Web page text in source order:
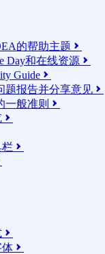
的帮助主题 
Day和在线资源 
Guide 
题报告并分享意见 
一般准则 

栏 

体 